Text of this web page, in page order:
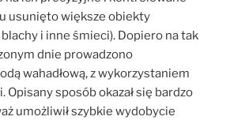
usunięto większe obiekty
i inne śmieci). Dopiero na tak
dnie prowadzono
wahadłową, z wykorzystaniem
sposób okazał się bardzo
umożliwił szybkie wydobycie